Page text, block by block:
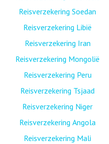
Reisverzekering Soedan
Reisverzekering Libië
Reisverzekering Iran
Reisverzekering Mongolië
Reisverzekering Peru
Reisverzekering Tsjaad
Reisverzekering Niger
Reisverzekering Angola
Reisverzekering Mali